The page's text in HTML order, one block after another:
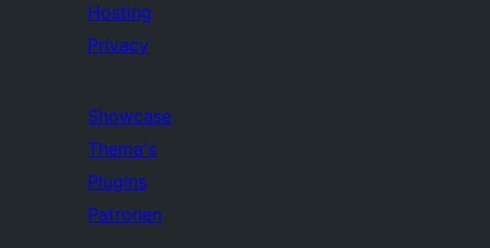
Hosting
Privacy
Showcase
Thema's
Plugins
Patronen